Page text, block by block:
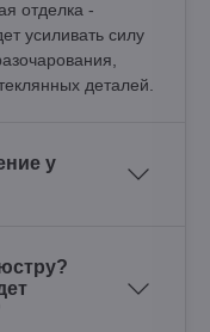
отделка -
усиливать силу
деталей.
у